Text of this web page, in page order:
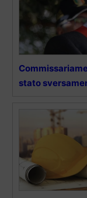
stato